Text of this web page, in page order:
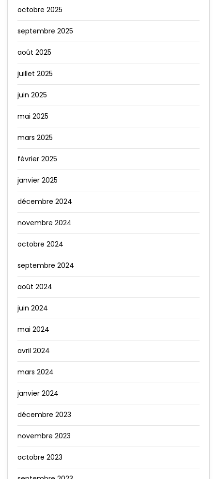
octobre 2025
septembre 2025
août 2025
juillet 2025
juin 2025
mai 2025
mars 2025
février 2025
janvier 2025
décembre 2024
novembre 2024
octobre 2024
septembre 2024
août 2024
juin 2024
mai 2024
avril 2024
mars 2024
janvier 2024
décembre 2023
novembre 2023
octobre 2023